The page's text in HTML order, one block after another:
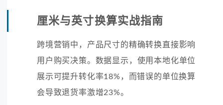
厘米与英寸换算实战指南
跨境营销中，产品尺寸的精确转换直接影响
用户购买决策。数据显示，使用本地化单位
展示可提升转化率18%，而错误的单位换算
会导致退货率激增23%。